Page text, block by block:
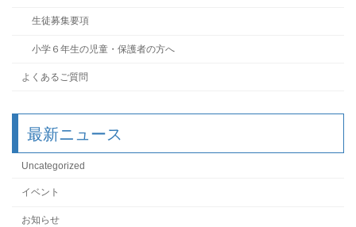
生徒募集要項
小学６年生の児童・保護者の方へ
よくあるご質問
最新ニュース
Uncategorized
イベント
お知らせ